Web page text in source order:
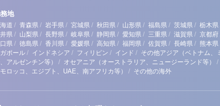
地
道 / 青森県 / 岩手県 / 宮城県 / 秋田県 / 山形県 / 福島県 / 茨城県 / 栃木県
県 / 山梨県 / 長野県 / 岐阜県 / 静岡県 / 愛知県 / 三重県 / 滋賀県 / 京都府
県/ 徳島県 / 香川県 / 愛媛県 / 高知県 / 福岡県 / 佐賀県 / 長崎県 / 熊本県
ポール / インドネシア / フィリピン / インド / その他アジア（ベトナム、
アルゼンチン等）
/ オセアニア（オーストラリア、ニュージーランド等） /
モロッコ、エジプト、UAE、南アフリカ等）
/ その他の海外